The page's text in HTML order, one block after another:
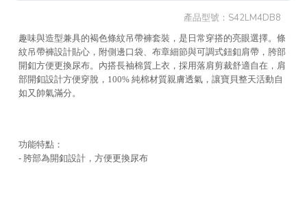
產品型號： S42LM4DB8
趣味與造型兼具的褐色條紋吊帶褲套裝，是日常穿搭的亮眼選擇。條
紋吊帶褲設計貼心，附側邊口袋、布章細節與可調式鈕釦肩帶，胯部
開釦方便更換尿布。內搭長袖棉質上衣，採用落肩剪裁舒適自在，肩
部開釦設計方便穿脫，100% 純棉材質親膚透氣，讓寶貝整天活動自
如又帥氣滿分。
功能特點：
- 胯部為開釦設計，方便更換尿布